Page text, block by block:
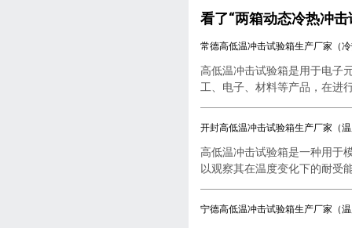
看了“两箱动态冷热冲
常德高低温冲击试验箱生产厂家（
高低温冲击试验箱是用于电子
工、电子、材料等产品，在进
开封高低温冲击试验箱生产厂家（
高低温冲击试验箱是一种用于
以观察其在温度变化下的耐受
宁德高低温冲击试验箱生产厂家（